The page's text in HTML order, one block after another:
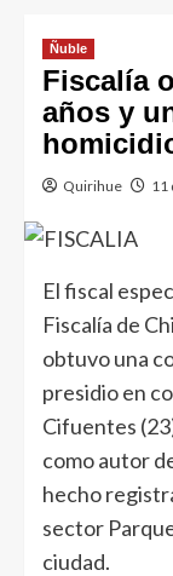
Ñuble
Fiscalía
años y
Quirihue 11
El fiscal
Fiscalía de
obtuvo una
presidio en
Cifuentes
como autor
hecho
sector
ciudad.